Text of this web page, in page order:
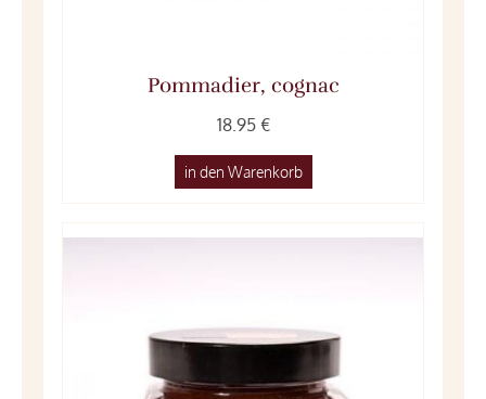
Pommadier, cognac
18.95 €
in den Warenkorb